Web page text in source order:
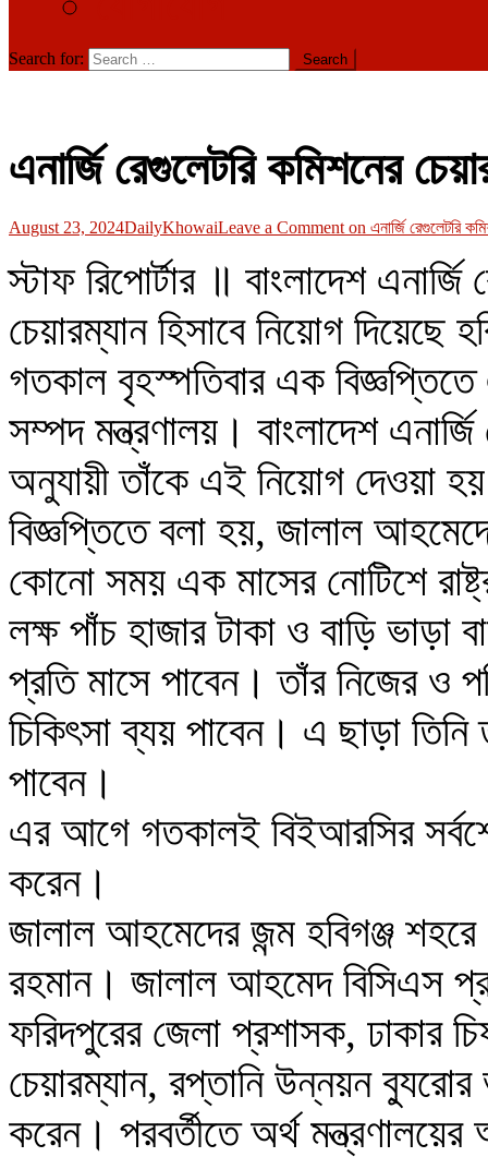
Search for:
এনার্জি রেগুলেটরি কমিশনের
August 23, 2024DailyKhowaiLeave a Comment on এনার্জি রেগুলেটরি
স্টাফ রিপোর্টার ॥ বাংলাদেশ
চেয়ারম্যান হিসাবে নিয়োগ
গতকাল বৃহস্পতিবার এক
সম্পদ মন্ত্রণালয়। বাংলাদেশ
অনুযায়ী তাঁকে এই নিয়োগ দেওয়া
বিজ্ঞপ্তিতে বলা হয়, জালাল
কোনো সময় এক মাসের নোটিশে
লক্ষ পাঁচ হাজার টাকা ও বাড়ি ভাড়া
প্রতি মাসে পাবেন। তাঁর নিজের ও
চিকিৎসা ব্যয় পাবেন। এ ছাড়া তিনি
পাবেন।
এর আগে গতকালই বিইআরসির
করেন।
জালাল আহমেদের জন্ম হবিগঞ্জ
রহমান। জালাল আহমেদ বিসিএস
ফরিদপুরের জেলা প্রশাসক, ঢাকার
চেয়ারম্যান, রপ্তানি উন্নয়ন ব্যুরোর
করেন। পরবর্তীতে অর্থ